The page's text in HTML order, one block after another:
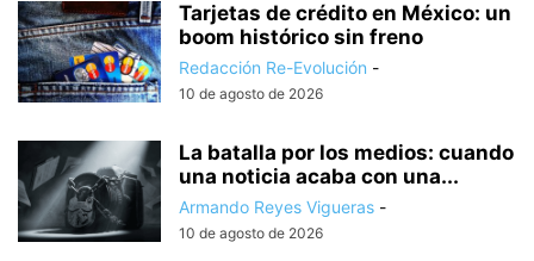
Tarjetas de crédito en México: un
boom histórico sin freno
Redacción Re-Evolución -
10 de agosto de 2026
La batalla por los medios: cuando
una noticia acaba con una...
Armando Reyes Vigueras -
10 de agosto de 2026